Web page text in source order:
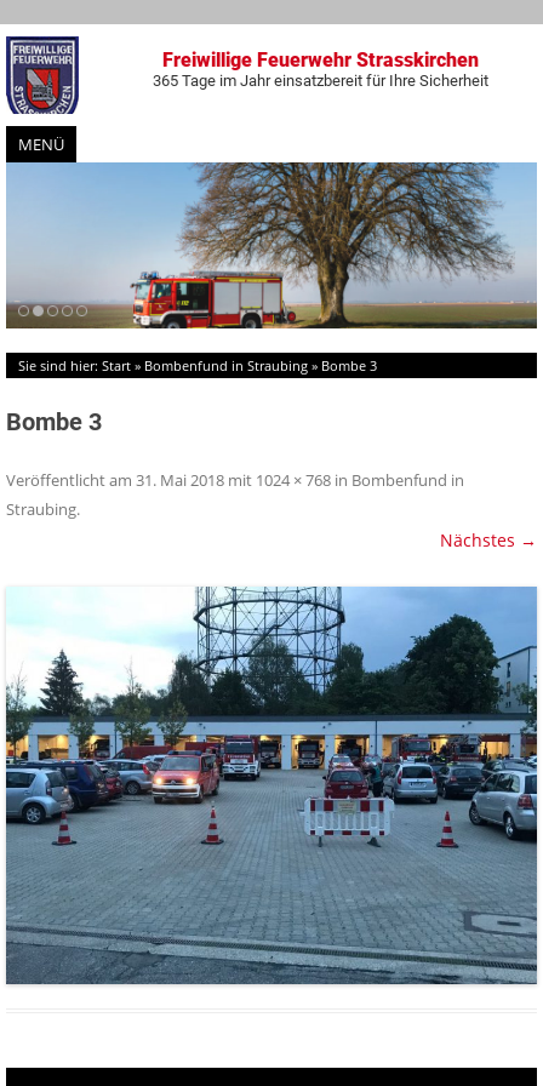
Freiwillige Feuerwehr Strasskirchen
365 Tage im Jahr einsatzbereit für Ihre Sicherheit
MENÜ
Zum
Inhalt
springen
Sie sind hier: Start » Bombenfund in Straubing » Bombe 3
Bombe 3
Veröffentlicht am 31. Mai 2018 mit 1024 × 768 in Bombenfund in
Straubing.
Nächstes →